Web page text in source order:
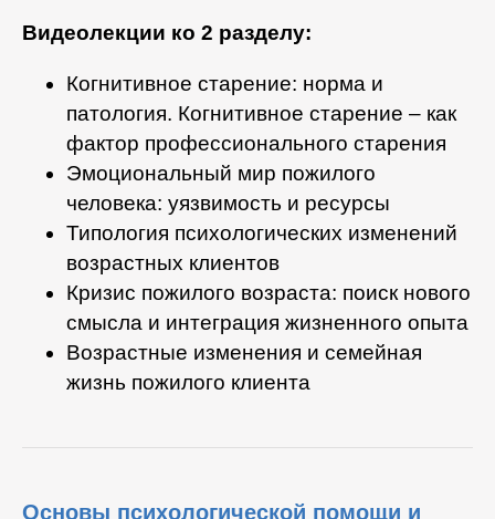
Видеолекции ко 2 разделу:
Когнитивное старение: норма и
патология. Когнитивное старение – как
фактор профессионального старения
Эмоциональный мир пожилого
человека: уязвимость и ресурсы
Типология психологических изменений
возрастных клиентов
Кризис пожилого возраста: поиск нового
смысла и интеграция жизненного опыта
Возрастные изменения и семейная
жизнь пожилого клиента
Основы психологической помощи и